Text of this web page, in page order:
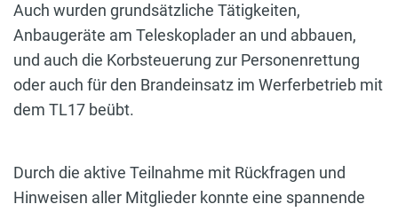
Auch wurden grundsätzliche Tätigkeiten,
Anbaugeräte am Teleskoplader an und abbauen,
und auch die Korbsteuerung zur Personenrettung
oder auch für den Brandeinsatz im Werferbetrieb mit
dem TL17 beübt.
Durch die aktive Teilnahme mit Rückfragen und
Hinweisen aller Mitglieder konnte eine spannende